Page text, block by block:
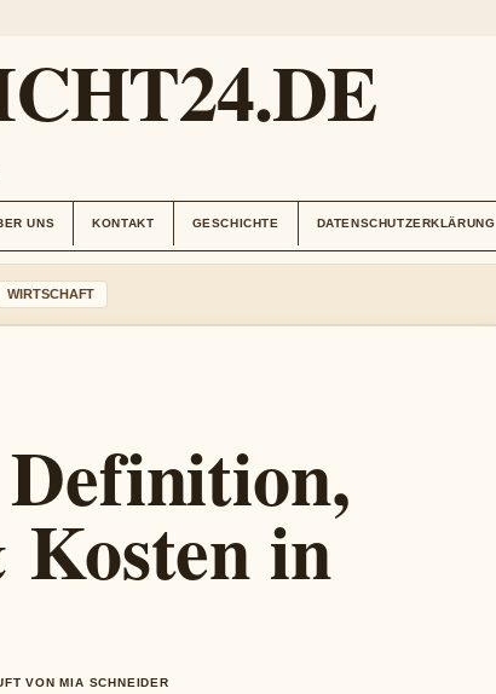
UNS KONTAKT GESCHICHTE DATENSCHUTZERKLÄRUNG
WIRTSCHAFT
in
VON MIA SCHNEIDER